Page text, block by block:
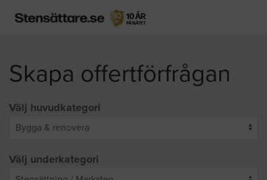
Skapa offertförfrågan
Välj huvudkategori
Välj underkategori